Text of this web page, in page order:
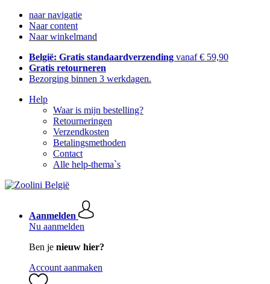
naar navigatie
Naar content
Naar winkelmand
België: Gratis standaardverzending vanaf € 59,90
Gratis retourneren
Bezorging binnen 3 werkdagen.
Help
Waar is mijn bestelling?
Retourneringen
Verzendkosten
Betalingsmethoden
Contact
Alle help-thema`s
Aanmelden
Nu aanmelden
Ben je nieuw hier?
Account aanmaken